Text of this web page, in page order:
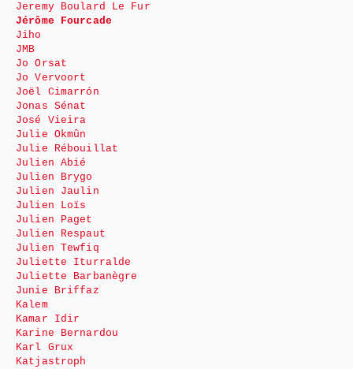
Jeremy Boulard Le Fur
Jérôme Fourcade
Jiho
JMB
Jo Orsat
Jo Vervoort
Joël Cimarrón
Jonas Sénat
José Vieira
Julie Okmûn
Julie Rébouillat
Julien Abié
Julien Brygo
Julien Jaulin
Julien Loïs
Julien Paget
Julien Respaut
Julien Tewfiq
Juliette Iturralde
Juliette Barbanègre
Junie Briffaz
Kalem
Kamar Idir
Karine Bernardou
Karl Grux
Katjastroph